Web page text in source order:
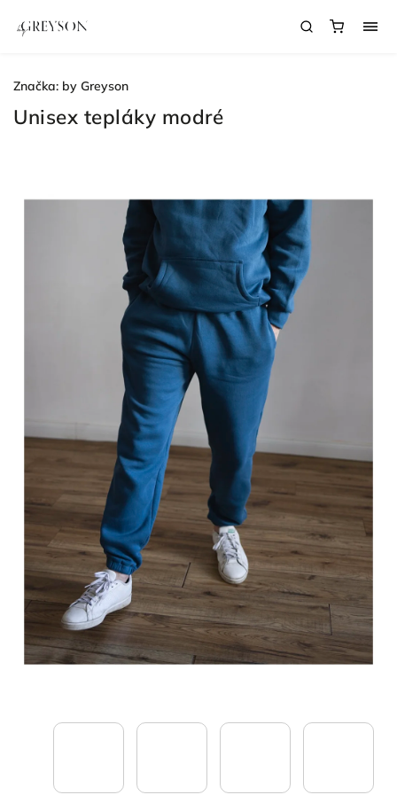
Unisex tepláky modré
Značka: by Greyson